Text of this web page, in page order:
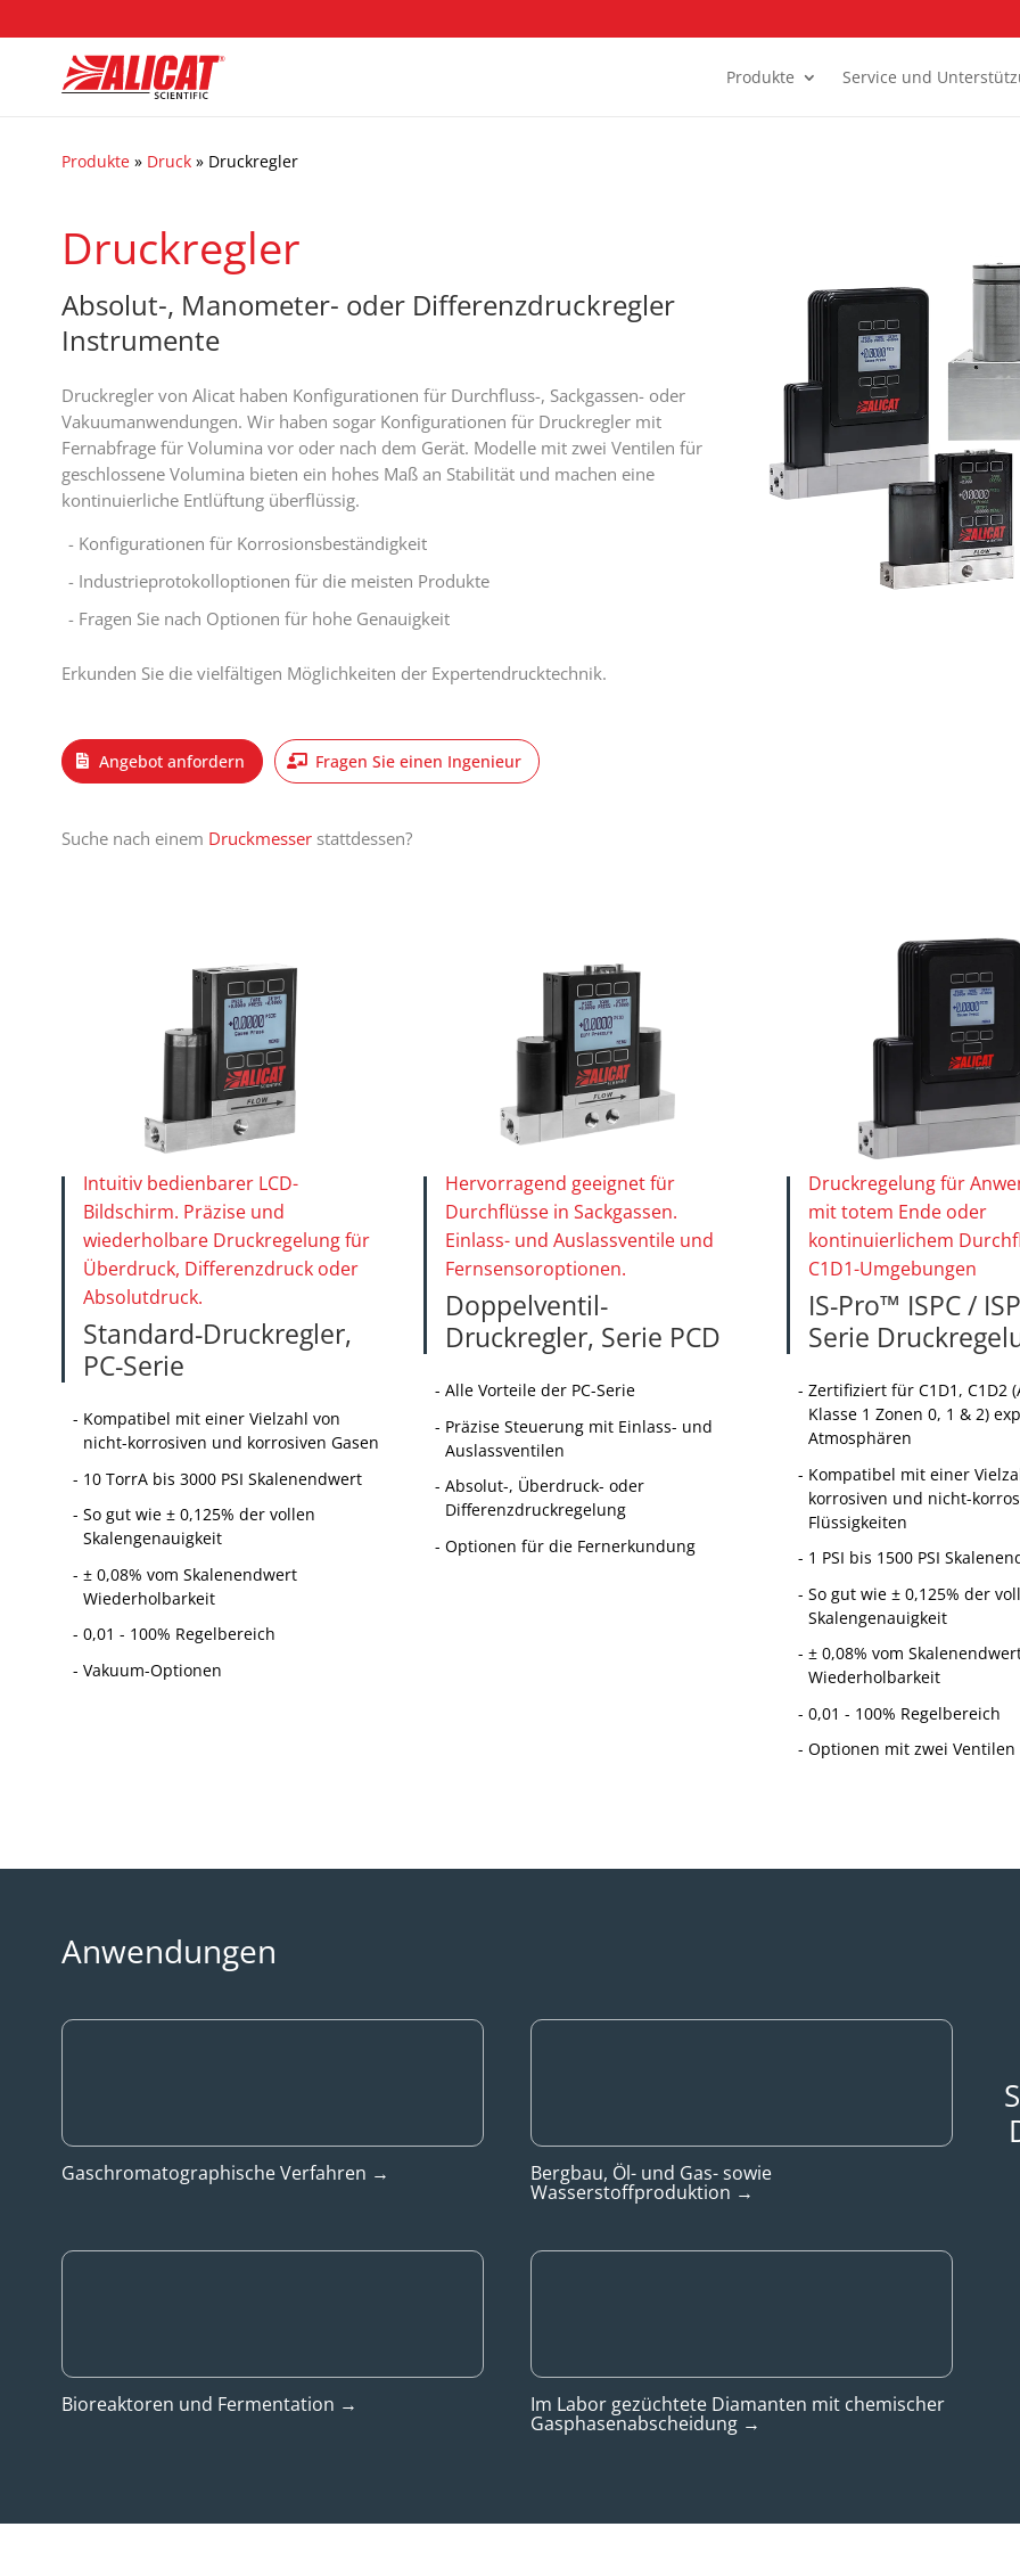
Produkte Service und
Produkte» Druck» Druckregler
Druckregler
Absolut-, Manometer- oder Differenzdruckregler
Instrumente
Druckregler von Alicat haben Konfigurationen für Durchfluss-, Sackgassen- oder
Vakuumanwendungen. Wir haben sogar Konfigurationen für Druckregler mit
Fernabfrage für Volumina vor oder nach dem Gerät. Modelle mit zwei Ventilen für
geschlossene Volumina bieten ein hohes Maß an Stabilität und machen eine
kontinuierliche Entlüftung überflüssig.
Konfigurationen für Korrosionsbeständigkeit
Industrieprotokolloptionen für die meisten Produkte
Fragen Sie nach Optionen für hohe Genauigkeit
Erkunden Sie die vielfältigen Möglichkeiten der Expertendrucktechnik.
Angebot anfordern Fragen Sie einen Ingenieur
Suche nach einem Druckmesserstattdessen?
Intuitiv bedienbarer LCD-
Bildschirm. Präzise und
wiederholbare Druckregelung für
Überdruck, Differenzdruck oder
Absolutdruck.
Standard-Druckregler,
PC-Serie
Kompatibel mit einer Vielzahl von
nicht-korrosiven und korrosiven Gasen
10 TorrA bis 3000 PSI Skalenendwert
So gut wie ± 0,125% der vollen
Skalengenauigkeit
± 0,08% vom Skalenendwert
Wiederholbarkeit
0,01 - 100% Regelbereich
Vakuum-Optionen
Hervorragend geeignet für
Durchflüsse in Sackgassen.
Einlass- und Auslassventile und
Fernsensoroptionen.
Doppelventil-
Druckregler, Serie PCD
Alle Vorteile der PC-Serie
Präzise Steuerung mit Einlass- und
Auslassventilen
Absolut-, Überdruck- oder
Differenzdruckregelung
Optionen für die Fernerkundung
Druckregelung für
mit totem Ende oder
kontinuierlichem
C1D1-Umgebungen
IS-Pro™ ISPC /
Serie
Zertifiziert für C1D1, C1D2
Klasse 1 Zonen 0, 1 & 2)
Atmosphären
Kompatibel mit einer
korrosiven und nicht-
Flüssigkeiten
1 PSI bis 1500 PSI
So gut wie ± 0,125% der
Skalengenauigkeit
± 0,08% vom
Wiederholbarkeit
0,01 - 100% Regelbereich
Optionen mit zwei Ventilen
Anwendungen
Gaschromatographische Verfahren → Bergbau, Öl- und Gas- sowie
Wasserstoffproduktion →
Bioreaktoren und Fermentation → Im Labor gezüchtete Diamanten mit chemischer
Gasphasenabscheidung →